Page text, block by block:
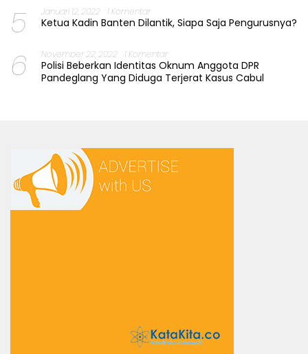
5 Januari 12, 2022 1 Komentar
Ketua Kadin Banten Dilantik, Siapa Saja Pengurusnya?
6 November 22, 2022 1 Komentar
Polisi Beberkan Identitas Oknum Anggota DPR
Pandeglang Yang Diduga Terjerat Kasus Cabul